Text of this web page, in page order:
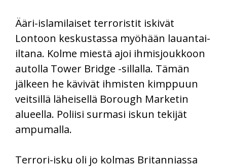
Ääri-islamilaiset terroristit iskivät
Lontoon keskustassa myöhään lauantai-
iltana. Kolme miestä ajoi ihmisjoukkoon
autolla Tower Bridge -sillalla. Tämän
jälkeen he kävivät ihmisten kimppuun
veitsillä läheisellä Borough Marketin
alueella. Poliisi surmasi iskun tekijät
ampumalla.
Terrori-isku oli jo kolmas Britanniassa